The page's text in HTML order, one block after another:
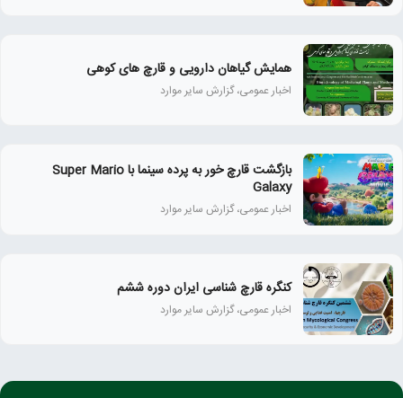
همايش گياهان دارويی و قارچ‌ های كوهی
اخبار عمومی، گزارش سایر موارد
بازگشت قارچ خور به پرده سینما با Super Mario
Galaxy
اخبار عمومی، گزارش سایر موارد
کنگره قارچ شناسی ایران دوره ششم
اخبار عمومی، گزارش سایر موارد